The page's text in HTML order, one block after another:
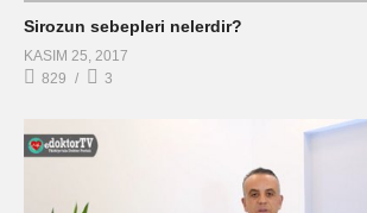
Sirozun sebepleri nelerdir?
KASIM 25, 2017
829
3